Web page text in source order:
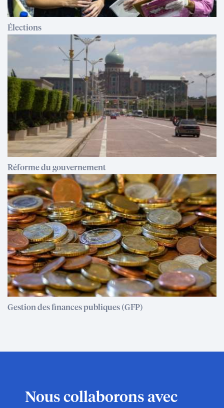
Élections
Réforme du gouvernement
Gestion des finances publiques (GFP)
Nous collaborons avec